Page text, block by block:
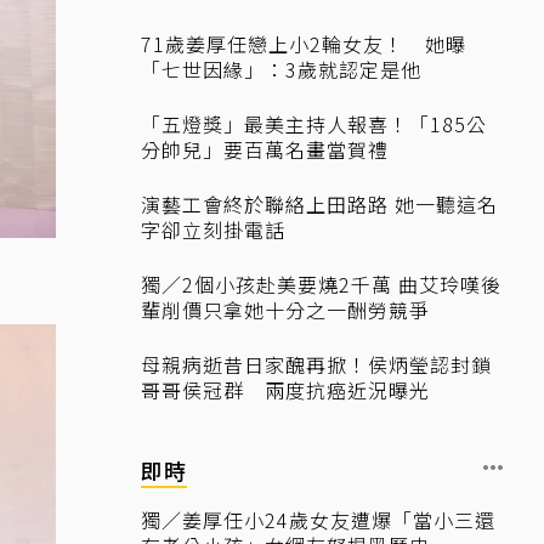
71歲姜厚任戀上小2輪女友！ 她曝
「七世因緣」：3歲就認定是他
「五燈獎」最美主持人報喜！「185公
分帥兒」要百萬名畫當賀禮
演藝工會終於聯絡上田路路 她一聽這名
字卻立刻掛電話
獨／2個小孩赴美要燒2千萬 曲艾玲嘆後
輩削價只拿她十分之一酬勞競爭
母親病逝昔日家醜再掀！侯炳瑩認封鎖
哥哥侯冠群 兩度抗癌近況曝光
即時
獨／姜厚任小24歲女友遭爆「當小三還